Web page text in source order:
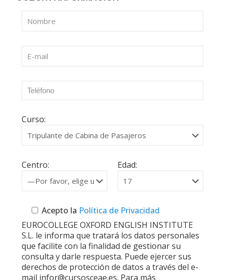
Curso:
Centro: Edad:
Acepto la Política de Privacidad
EUROCOLLEGE OXFORD ENGLISH INSTITUTE
S.L. le informa que tratará los datos personales
que facilite con la finalidad de gestionar su
consulta y darle respuesta. Puede ejercer sus
derechos de protección de datos a través del e-
mail infor@cursosceae.es. Para más